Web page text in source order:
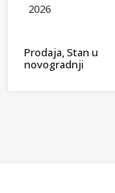
2026
Prodaja, Stan u
novogradnji